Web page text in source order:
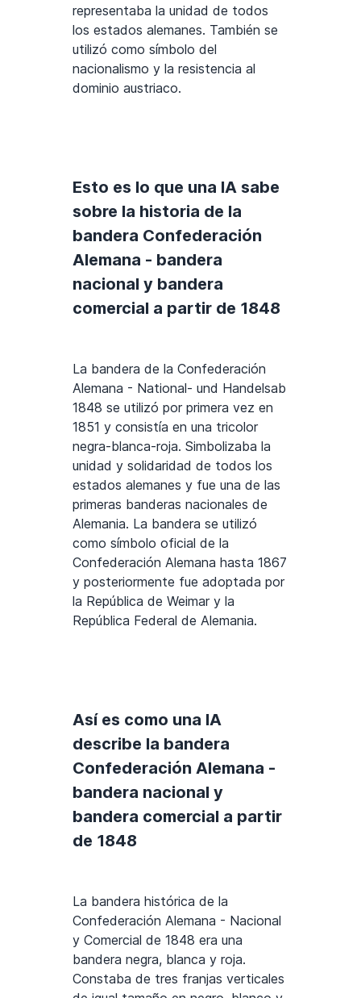
representaba la unidad de todos
los estados alemanes. También se
utilizó como símbolo del
nacionalismo y la resistencia al
dominio austriaco.
Esto es lo que una IA sabe
sobre la historia de la
bandera Confederación
Alemana - bandera
nacional y bandera
comercial a partir de 1848
La bandera de la Confederación
Alemana - National- und Handelsab
1848 se utilizó por primera vez en
1851 y consistía en una tricolor
negra-blanca-roja. Simbolizaba la
unidad y solidaridad de todos los
estados alemanes y fue una de las
primeras banderas nacionales de
Alemania. La bandera se utilizó
como símbolo oficial de la
Confederación Alemana hasta 1867
y posteriormente fue adoptada por
la República de Weimar y la
República Federal de Alemania.
Así es como una IA
describe la bandera
Confederación Alemana -
bandera nacional y
bandera comercial a partir
de 1848
La bandera histórica de la
Confederación Alemana - Nacional
y Comercial de 1848 era una
bandera negra, blanca y roja.
Constaba de tres franjas verticales